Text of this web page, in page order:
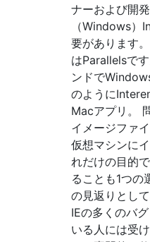
ナーおよび開
（Windows
要があります
はParallelsで
ンドで
のように
Macアプリ。
イメージファ
仮想マシンに
れだけの目的
ることも1つ
の見返りとし
IEの多くのバ
いる人には受